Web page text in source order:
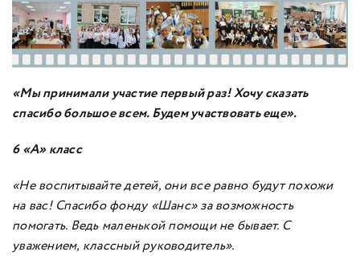
«Мы принимали участие первый раз! Хочу сказать
спасибо большое всем. Будем участвовать еще».
6 «А» класс
«Не воспитывайте детей, они все равно будут похожи
на вас! Спасибо фонду «Шанс» за возможность
помогать. Ведь маленькой помощи не бывает. С
уважением, классный руководитель».